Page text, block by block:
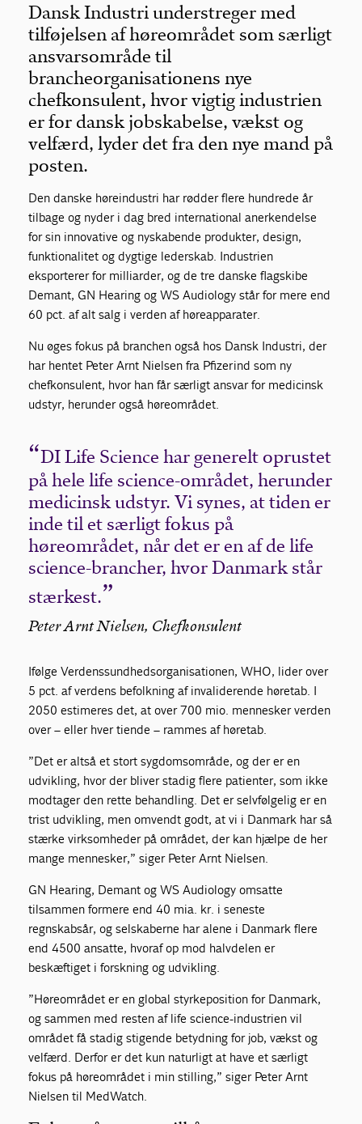
Dansk Industri understreger med
tilføjelsen af høreområdet som særligt
ansvarsområde til
brancheorganisationens nye
chefkonsulent, hvor vigtig industrien
er for dansk jobskabelse, vækst og
velfærd, lyder det fra den nye mand på
posten.
Den danske høreindustri har rødder flere hundrede år
tilbage og nyder i dag bred international anerkendelse
for sin innovative og nyskabende produkter, design,
funktionalitet og dygtige lederskab. Industrien
eksporterer for milliarder, og de tre danske flagskibe
Demant, GN Hearing og WS Audiology står for mere end
60 pct. af alt salg i verden af høreapparater.
Nu øges fokus på branchen også hos Dansk Industri, der
har hentet Peter Arnt Nielsen fra Pfizer ind som ny
chefkonsulent, hvor han får særligt ansvar for medicinsk
udstyr, herunder også høreområdet.
DI Life Science har generelt oprustet
på hele life science-området, herunder
medicinsk udstyr. Vi synes, at tiden er
inde til et særligt fokus på
høreområdet, når det er en af de life
science-brancher, hvor Danmark står
stærkest.
Peter Arnt Nielsen, Chefkonsulent
Ifølge Verdenssundhedsorganisationen, WHO, lider over
5 pct. af verdens befolkning af invaliderende høretab. I
2050 estimeres det, at over 700 mio. mennesker verden
over – eller hver tiende – rammes af høretab.
”Det er altså et stort sygdomsområde, og der er en
udvikling, hvor der bliver stadig flere patienter, som ikke
modtager den rette behandling. Det er selvfølgelig er en
trist udvikling, men omvendt godt, at vi i Danmark har så
stærke virksomheder på området, der kan hjælpe de her
mange mennesker,” siger Peter Arnt Nielsen.
GN Hearing, Demant og WS Audiology omsatte
tilsammen formere end 40 mia. kr. i seneste
regnskabsår, og selskaberne har alene i Danmark flere
end 4500 ansatte, hvoraf op mod halvdelen er
beskæftiget i forskning og udvikling.
”Høreområdet er en global styrkeposition for Danmark,
og sammen med resten af life science-industrien vil
området få stadig stigende betydning for job, vækst og
velfærd. Derfor er det kun naturligt at have et særligt
fokus på høreområdet i min stilling,” siger Peter Arnt
Nielsen til MedWatch.